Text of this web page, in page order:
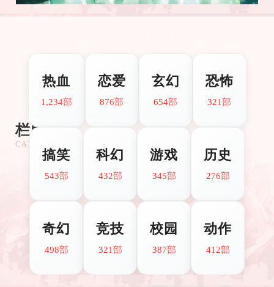
栏目分类
CATEGORIES
热血
1,234部
恋爱
876部
玄幻
654部
恐怖
321部
搞笑
543部
科幻
432部
游戏
345部
历史
276部
奇幻
498部
竞技
321部
校园
387部
动作
412部